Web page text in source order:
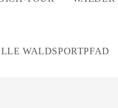
WALDSPORTPFAD